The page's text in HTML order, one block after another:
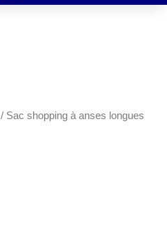
/ Sac shopping à anses longues